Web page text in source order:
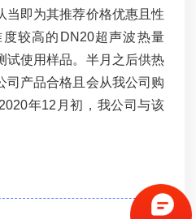
当即为其推荐价格优惠且性
较高的DN20超声波热量
试使用样品。半月之后供热
司产品合格且会从我公司购
年12月初，我公司与该